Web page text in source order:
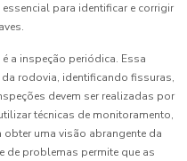
para identificar e corrigir
a inspeção periódica. Essa
rodovia, identificando fissuras,
devem ser realizadas por
técnicas de monitoramento,
uma visão abrangente da
de problemas permite que as